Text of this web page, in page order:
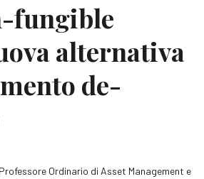
fungible
alternativa
de-
Ordinario di Asset Management e